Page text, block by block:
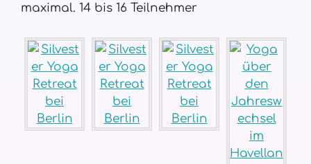
maximal. 14 bis 16 Teilnehmer